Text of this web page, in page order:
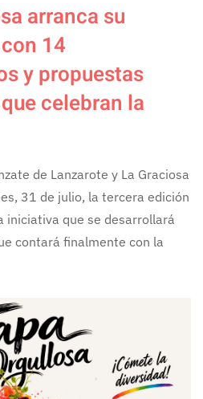
arranca su
14
y propuestas
celebran la
de Lanzarote y La Graciosa
31 de julio, la tercera edición
iniciativa que se desarrollará
contará finalmente con la